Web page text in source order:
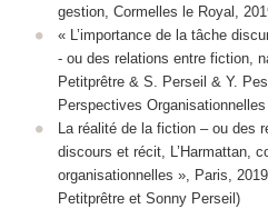
gestion, Cormelles le Royal,
« L’importance de la tâche
- ou des relations entre fiction,
Petitprêtre & S. Perseil & Y.
Perspectives
La réalité de la fiction – ou des
discours et récit, L’Harmattan,
organisationnelles », Paris,
Petitprêtre et Sonny Perseil)